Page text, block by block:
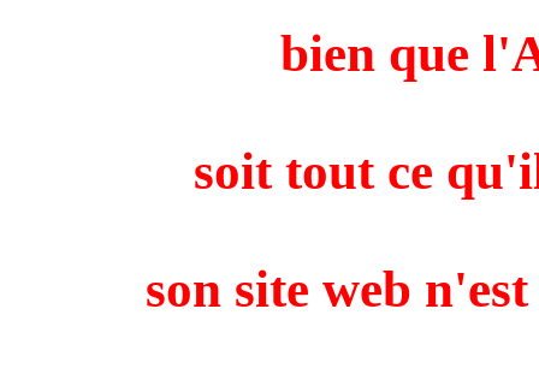
bien que
soit tout ce
son site web